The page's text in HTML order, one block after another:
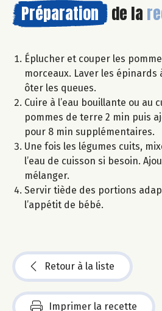
Préparation de la
Éplucher et couper les
morceaux. Laver les épinards
ôter les queues.
Cuire à l’eau bouillante ou au
pommes de terre 2 min puis
pour 8 min supplémentaires.
Une fois les légumes cuits,
l’eau de cuisson si besoin.
mélanger.
Servir tiède des portions
l’appétit de bébé.
Retour à la liste
Imprimer la recette